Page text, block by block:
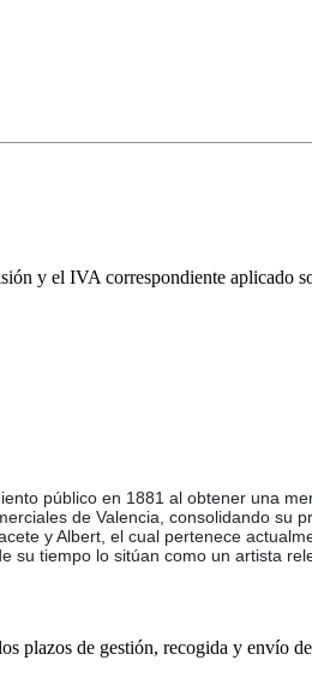
y el IVA correspondiente aplicado
público en 1881 al obtener una
de Valencia, consolidando
y Albert, el cual pertenece
tiempo lo sitúan como un artista
plazos de gestión, recogida y envío